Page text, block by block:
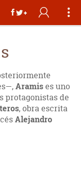
Aramises uno
protagonistas de
, obra escrita
Alejandro